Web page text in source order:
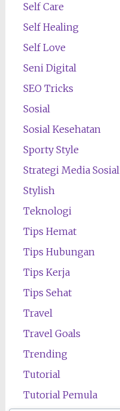
Self Care
Self Healing
Self Love
Seni Digital
SEO Tricks
Sosial
Sosial Kesehatan
Sporty Style
Strategi Media Sosial
Stylish
Teknologi
Tips Hemat
Tips Hubungan
Tips Kerja
Tips Sehat
Travel
Travel Goals
Trending
Tutorial
Tutorial Pemula